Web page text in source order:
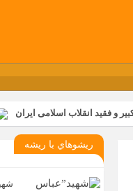
و فقید انقلاب اسلامی ایران
زامیاد
آزادسازی خرمشهر در شرکت
جهان شرکت کرد
ريشوهاي با ريشه